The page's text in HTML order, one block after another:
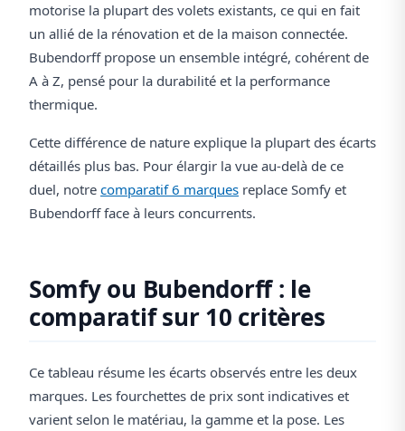
motorise la plupart des volets existants, ce qui en fait
un allié de la rénovation et de la maison connectée.
Bubendorff propose un ensemble intégré, cohérent de
A à Z, pensé pour la durabilité et la performance
thermique.
Cette différence de nature explique la plupart des écarts
détaillés plus bas. Pour élargir la vue au-delà de ce
duel, notre comparatif 6 marques replace Somfy et
Bubendorff face à leurs concurrents.
Somfy ou Bubendorff : le
comparatif sur 10 critères
Ce tableau résume les écarts observés entre les deux
marques. Les fourchettes de prix sont indicatives et
varient selon le matériau, la gamme et la pose. Les